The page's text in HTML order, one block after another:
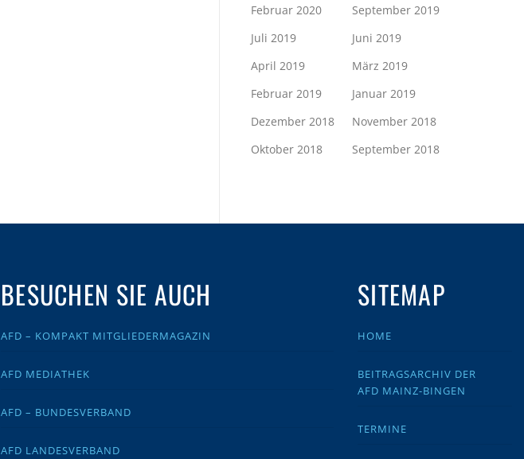
Februar 2020
September 2019
Juli 2019
Juni 2019
April 2019
März 2019
Februar 2019
Januar 2019
Dezember 2018
November 2018
Oktober 2018
September 2018
BESUCHEN SIE AUCH
AFD – KOMPAKT MITGLIEDERMAGAZIN
AFD MEDIATHEK
AFD – BUNDESVERBAND
AFD LANDESVERBAND
SITEMAP
HOME
BEITRAGSARCHIV DER
AFD MAINZ-BINGEN
TERMINE